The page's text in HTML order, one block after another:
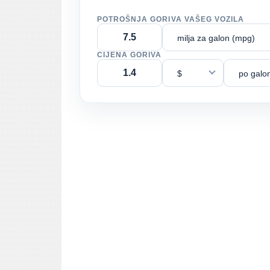
POTROŠNJA GORIVA VAŠEG VOZILA
milja za galon (mpg)
CIJENA GORIVA
$ po